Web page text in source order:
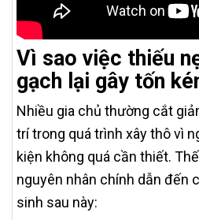
Vì sao việc thiếu
gạch lại gây tốn
Nhiều gia chủ thường cắt
trí trong quá trình xây thô vì
kiện không quá cần thiết.
nguyên nhân chính dẫn đến
sinh sau này: